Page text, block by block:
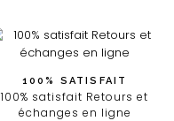
100% SATISFAIT
100% satisfait Retours et
échanges en ligne